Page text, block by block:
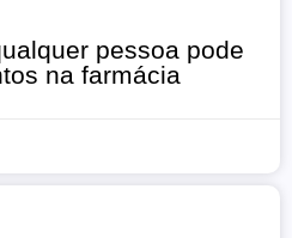
pessoa pode
na farmácia